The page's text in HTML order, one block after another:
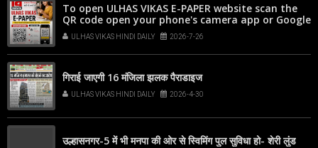
To open ULHAS VIKAS E-PAPER website scan the
QR code open your phone's camera app or Google
Lens, point it at the code, and tap the web link
popup that appears on your screen
ULHAS VIKAS HINDI DAILY 2026-7-26
गिराई जाएगी 16 मंजिला झलक पैराडाइज
ULHAS VIKAS HINDI DAILY 2026-4-30
उल्हासनगर-5 में भी मनपा की ओर से स्विमिंग पुल सुविधा हो- शेरी लुंड